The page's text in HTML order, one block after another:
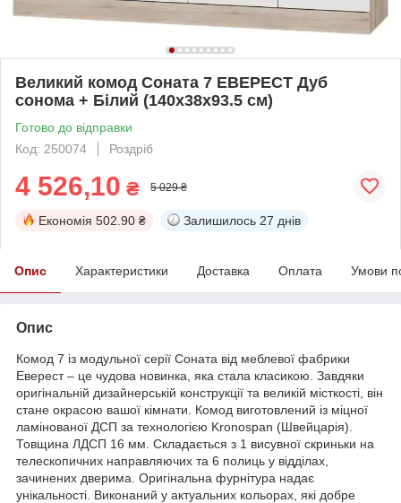
Великий комод Соната 7 ЕВЕРЕСТ Дуб
сонома + Білий (140х38х93.5 см)
Готово до відправки
Код: 250074
Роздріб
4 526,10 ₴ 5 029 ₴
Економія 502.90 ₴ Залишилось 27 днів
Опис Характеристики Доставка Оплата Умови
Опис
Комод 7 із модульної серії Соната від меблевої фабрики
Еверест – це чудова новинка, яка стала класикою. Завдяки
оригінальній дизайнерській конструкції та великій місткості, він
стане окрасою вашої кімнати. Комод виготовлений із міцної
ламінованої ДСП за технологією Kronospan (Швейцарія).
Товщина ЛДСП 16 мм. Складається з 1 висувної скриньки на
телескопичних направляючих та 6 полиць у відділах,
зачинених дверима. Оригінальна фурнітура надає
унікальності. Виконаний у актуальних кольорах, які добре